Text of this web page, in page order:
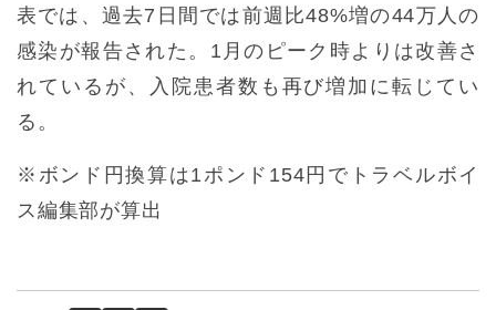
表では、過去7日間では前週比48%増の44万人の
感染が報告された。1月のピーク時よりは改善さ
れているが、入院患者数も再び増加に転じてい
る。
※ボンド円換算は1ポンド154円でトラベルボイ
ス編集部が算出